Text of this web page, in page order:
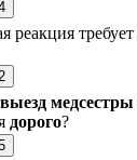
реакция требует
выезд медсестры
дорого?